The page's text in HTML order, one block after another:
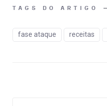
TAGS DO ARTIGO
fase ataque receitas